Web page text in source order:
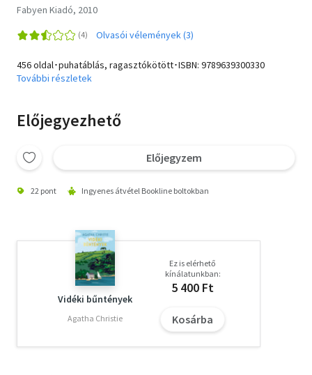
Fabyen Kiadó, 2010
Olvasói vélemények (3)
456 oldal･puhatáblás, ragasztókötött･ISBN: 9789639300330
További részletek
Előjegyezhető
Előjegyzem
22 pont Ingyenes átvétel Bookline boltokban
Vidéki bűntények
Agatha Christie
Ez is elérhető
kínálatunkban:
5 400 Ft
Kosárba